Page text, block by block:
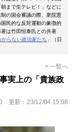
まで生テレビ！」などに
の国会審議の際、衆院憲
民的な反対運動の象徴的
は竹田恒泰氏との共著
からない政治家たち 」（日
> 一覧へ
実上の「貴族政
更新： 23/12/04 15:08